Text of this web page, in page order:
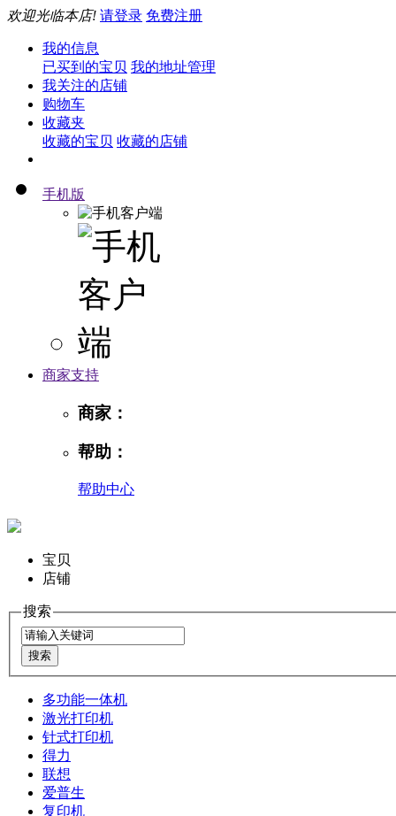
欢迎光临本店! 请登录 免费注册
我的信息
已买到的宝贝 我的地址管理
我关注的店铺
购物车
收藏夹
收藏的宝贝 收藏的店铺
手机版
商家支持
商家：
帮助：
帮助中心
宝贝
店铺
搜索
多功能一体机
激光打印机
针式打印机
得力
联想
爱普生
复印机